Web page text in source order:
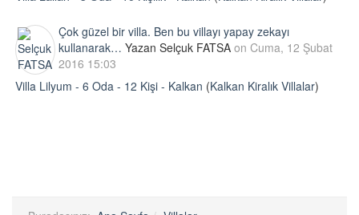
Çok güzel bir villa. Ben bu villayı yapay zekayı
kullanarak… Yazan Selçuk FATSA on Cuma, 12 Şubat
2016 15:03
Villa Lilyum - 6 Oda - 12 Kişi - Kalkan (Kalkan Kiralık Villalar)